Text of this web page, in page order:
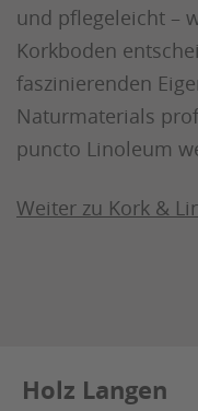
und pflegeleicht –
Korkboden
faszinierenden
Naturmaterials
puncto Linoleum
Weiter zu Kork &
Holz Langen